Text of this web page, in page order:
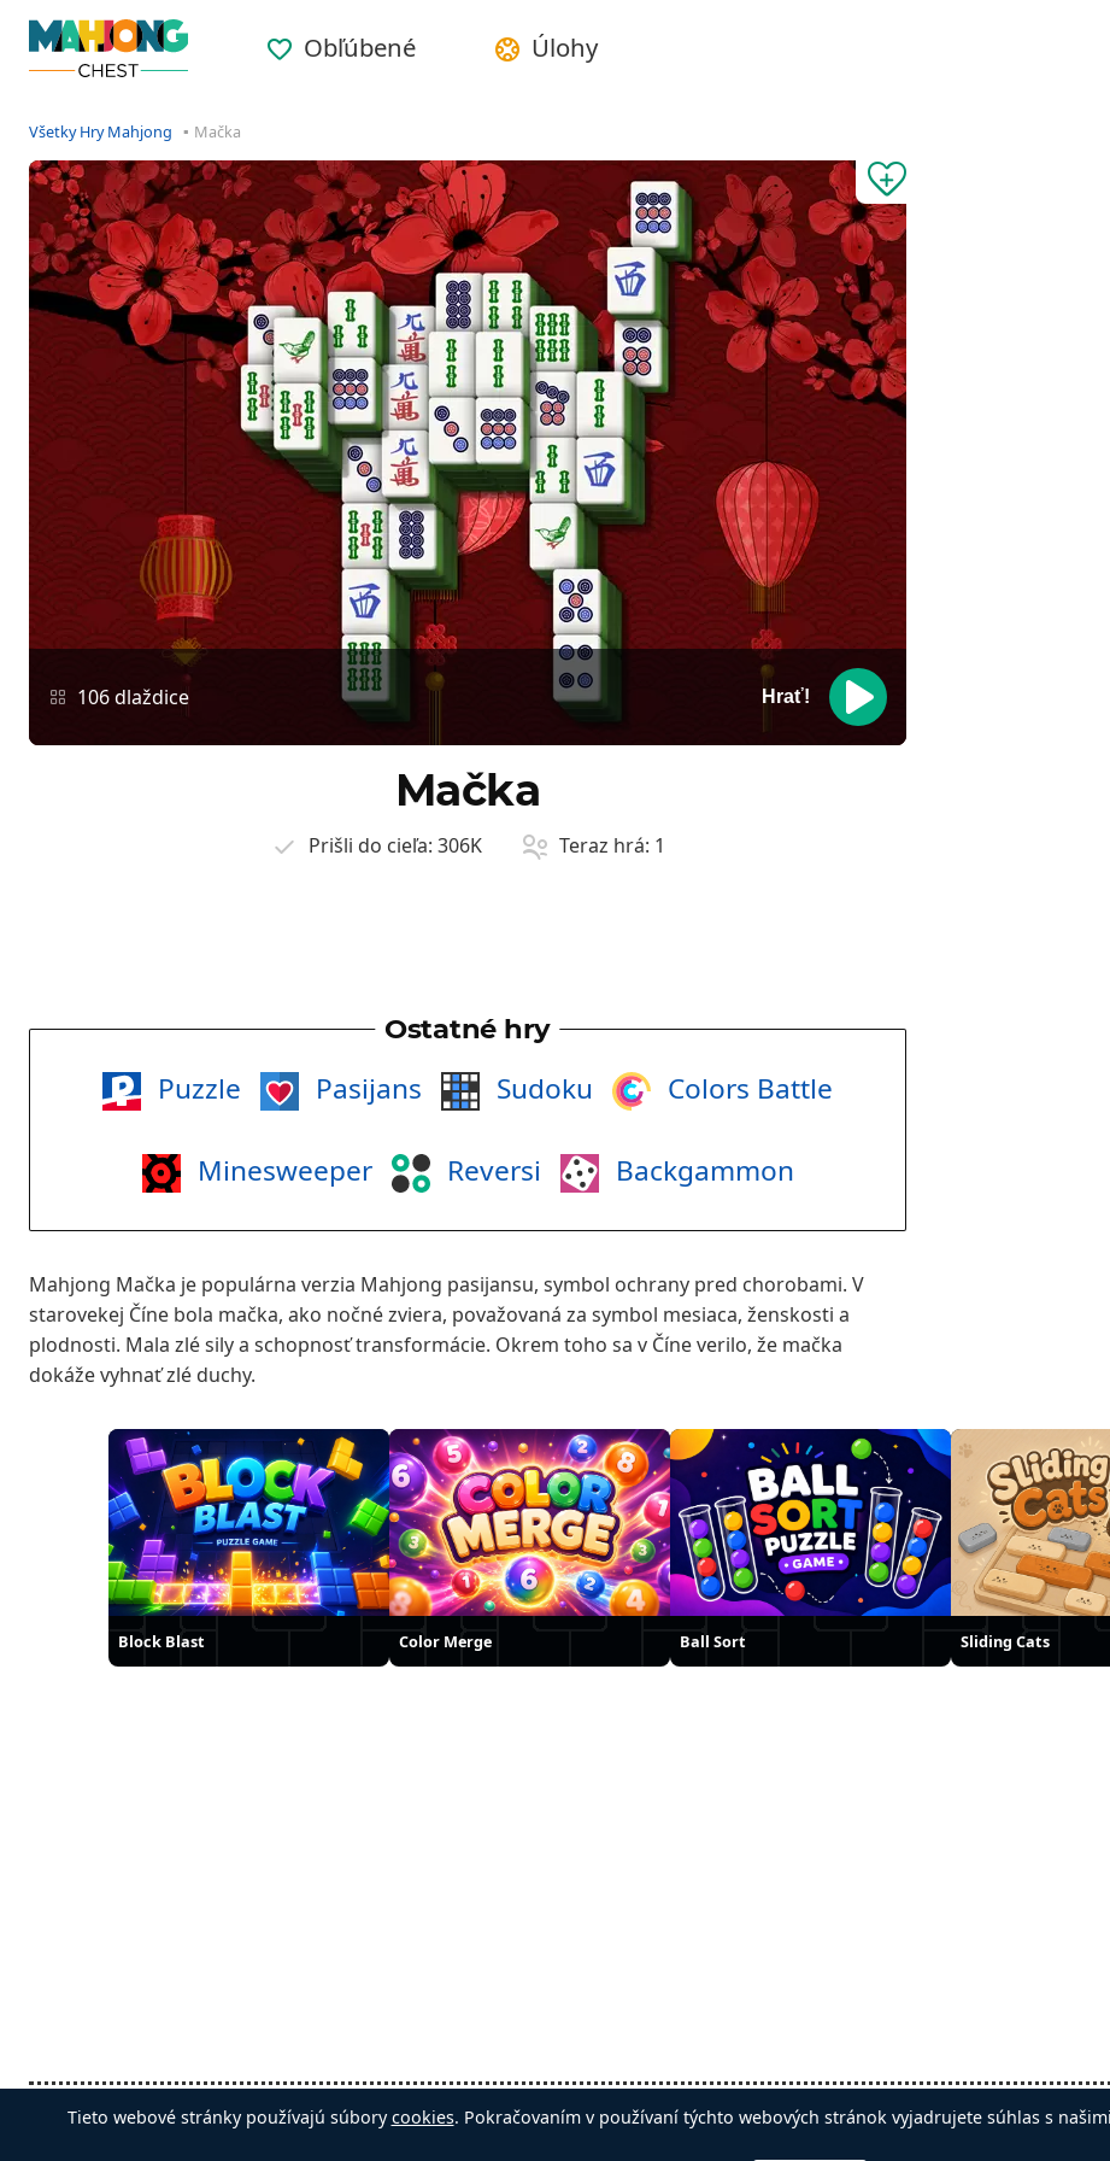
Obľúbené Úlohy
Všetky Hry Mahjong Mačka
106 dlaždice Hrať!
Mačka
Prišli do cieľa: 306K Teraz hrá: 1
Ostatné hry
Puzzle Pasijans Sudoku Colors Battle
Minesweeper Reversi Backgammon
Mahjong Mačka je populárna verzia Mahjong pasijansu, symbol ochrany pred chorobami. V
starovekej Číne bola mačka, ako nočné zviera, považovaná za symbol mesiaca, ženskosti a
plodnosti. Mala zlé sily a schopnosť transformácie. Okrem toho sa v Číne verilo, že mačka
dokáže vyhnať zlé duchy.
Block Blast Color Merge Ball Sort Sliding Cats
Slovenčina Automatické Odstrániť reklamy
Tieto webové stránky používajú súborycookies. Pokračovaním v používaní týchto webových stránok vyjadrujete súhlas s